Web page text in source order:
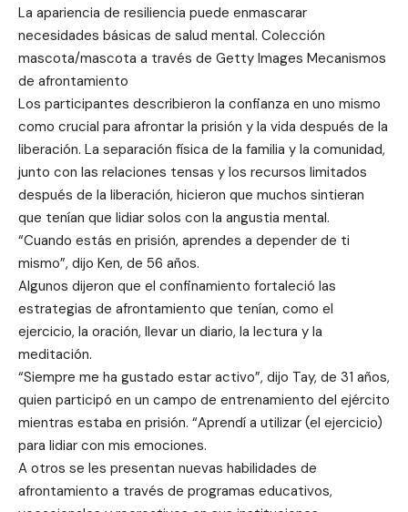
La apariencia de resiliencia puede enmascarar
necesidades básicas de salud mental. Colección
mascota/mascota a través de Getty Images Mecanismos
de afrontamiento
Los participantes describieron la confianza en uno mismo
como crucial para afrontar la prisión y la vida después de la
liberación. La separación física de la familia y la comunidad,
junto con las relaciones tensas y los recursos limitados
después de la liberación, hicieron que muchos sintieran
que tenían que lidiar solos con la angustia mental.
“Cuando estás en prisión, aprendes a depender de ti
mismo”, dijo Ken, de 56 años.
Algunos dijeron que el confinamiento fortaleció las
estrategias de afrontamiento que tenían, como el
ejercicio, la oración, llevar un diario, la lectura y la
meditación.
“Siempre me ha gustado estar activo”, dijo Tay, de 31 años,
quien participó en un campo de entrenamiento del ejército
mientras estaba en prisión. “Aprendí a utilizar (el ejercicio)
para lidiar con mis emociones.
A otros se les presentan nuevas habilidades de
afrontamiento a través de programas educativos,